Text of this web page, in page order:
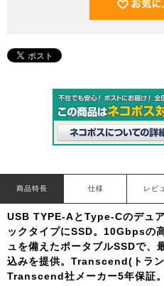
商品特長 仕様 レビ
USB TYPE-AとType-Cのデュ
ックタイプにSSD。10Gbpsの
ュを備えたポータブルSSDで
込みを提供。Transcend(トラン
Transcend社メーカー5年保証